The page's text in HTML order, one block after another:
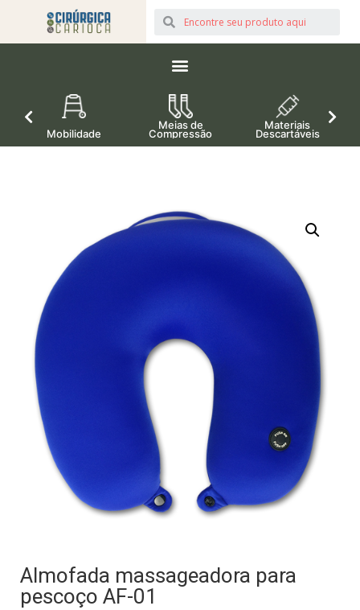
Mobilidade
Meias de
Compressão
Materiais
Descartáveis
Almofada massageadora para
pescoço AF-01